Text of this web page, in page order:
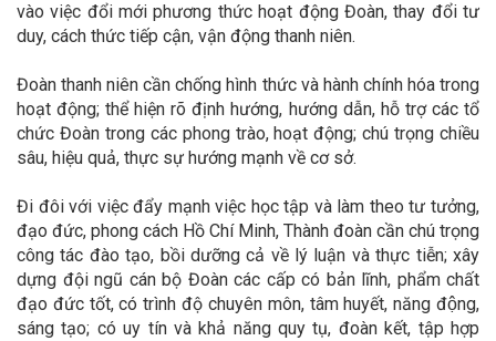
vào việc đổi mới phương thức hoạt động Đoàn, thay đổi tư
duy, cách thức tiếp cận, vận động thanh niên.
Đoàn thanh niên cần chống hình thức và hành chính hóa trong
hoạt động; thể hiện rõ định hướng, hướng dẫn, hỗ trợ các tổ
chức Đoàn trong các phong trào, hoạt động; chú trọng chiều
sâu, hiệu quả, thực sự hướng mạnh về cơ sở.
Đi đôi với việc đẩy mạnh việc học tập và làm theo tư tưởng,
đạo đức, phong cách Hồ Chí Minh, Thành đoàn cần chú trọng
công tác đào tạo, bồi dưỡng cả về lý luận và thực tiễn; xây
dựng đội ngũ cán bộ Đoàn các cấp có bản lĩnh, phẩm chất
đạo đức tốt, có trình độ chuyên môn, tâm huyết, năng động,
sáng tạo; có uy tín và khả năng quy tụ, đoàn kết, tập hợp